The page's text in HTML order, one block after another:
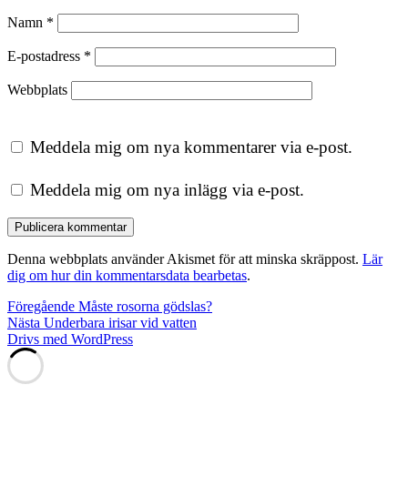
Namn *
E-postadress *
Webbplats
Meddela mig om nya kommentarer via e-post.
Meddela mig om nya inlägg via e-post.
Denna webbplats använder Akismet för att minska skräppost. Lär
dig om hur din kommentarsdata bearbetas.
Inläggsnavigering
Föregående Föregående
inlägg:
Måste rosorna gödslas?
Nästa Nästa
inlägg:
Underbara irisar vid vatten
Drivs med WordPress